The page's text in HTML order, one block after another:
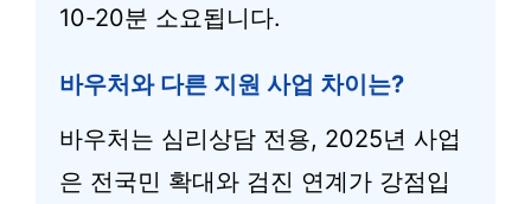
10-20분 소요됩니다.
바우처와 다른 지원 사업 차이는?
바우처는 심리상담 전용, 2025년 사업
은 전국민 확대와 검진 연계가 강점입